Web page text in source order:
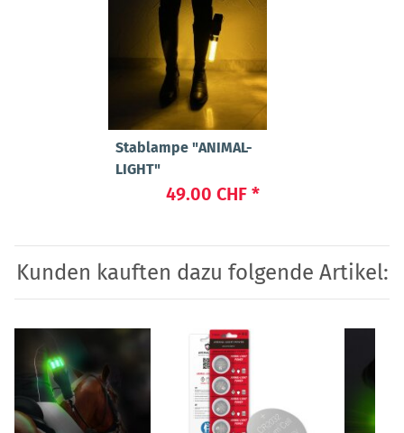
Stablampe "ANIMAL-
LIGHT"
49.00 CHF *
Kunden kauften dazu folgende Artikel: